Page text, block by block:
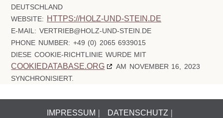
DEUTSCHLAND
WEBSITE: HTTPS://HOLZ-UND-STEIN.DE
E-MAIL:VERTRIEB@HOLZ-UND-STEIN.DE
PHONE NUMBER: +49 (0) 2065 6939015
DIESE COOKIE-RICHTLINIE WURDE MIT
COOKIEDATABASE.ORG
AM NOVEMBER 16, 2023
SYNCHRONISIERT.
IMPRESSUM DATENSCHUTZ